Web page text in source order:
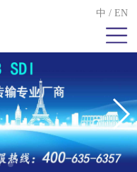
中 / EN